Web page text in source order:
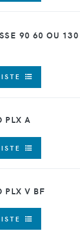
90 60 OU 130
PLX A
PLX V BF